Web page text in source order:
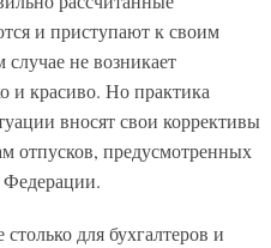
и приступают к своим
не возникает
и красиво. Но практика
вносят свои коррективы
отпусков, предусмотренных
Федерации.
для бухгалтеров и